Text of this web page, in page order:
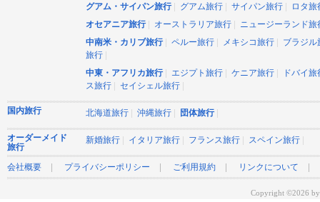
グアム・サイパン旅行| グアム旅行 | サイパン旅行 |
ロタ旅
オセアニア旅行| オーストラリア旅行 |
ニュージーランド旅
中南米・カリブ旅行| ペルー旅行 | メキシコ旅行 |
ブラジル
旅行 |
中東・アフリカ旅行| エジプト旅行 | ケニア旅行 |
ドバイ旅
ス旅行 | セイシェル旅行 |
国内旅行 北海道旅行 | 沖縄旅行 | 団体旅行|
オーダーメイド
旅行
新婚旅行 | イタリア旅行 | フランス旅行 | スペイン旅行 |
会社概要 | プライバシーポリシー | ご利用規約 | リンクについて
Copyright ©2026 by